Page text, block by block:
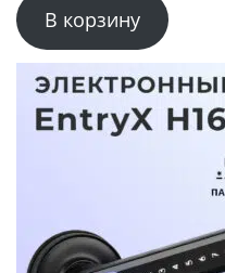
В корзину